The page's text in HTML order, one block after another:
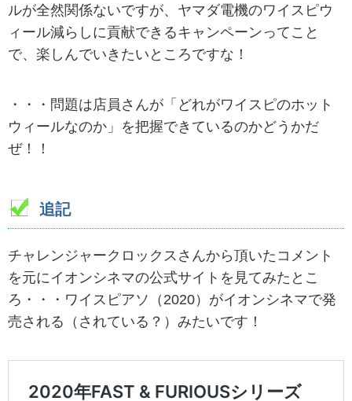
ルが全然関係ないですが、ヤマダ電機のワイスピウ
ィール減らしに貢献できるキャンペーンってこと
で、楽しんでいきたいところですな！
・・・問題は店員さんが「どれがワイスピのホット
ウィールなのか」を把握できているのかどうかだ
ぜ！！
追記
チャレンジャークロックスさんから頂いたコメント
を元にイオンシネマの公式サイトを見てみたとこ
ろ・・・ワイスピアソ（2020）がイオンシネマで発
売される（されている？）みたいです！